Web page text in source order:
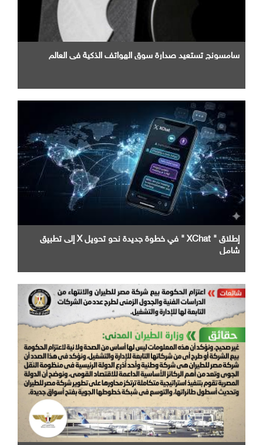
سامسونج تستعيد صدارة سوق الهواتف الذكية في العالم
إطلاق " XChat " في خطوة جديدة نحو تحويل X إلى تطبيق
شامل